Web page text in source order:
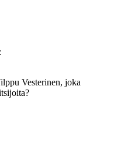
Vesterinen, joka